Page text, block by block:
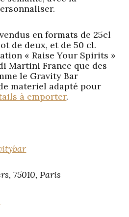
en formats de 25cl
de deux, et de 50 cl.
« Raise Your Spirits »
Martini France que des
le Gravity Bar
materiel adapté pour
à emporter.
75010, Paris